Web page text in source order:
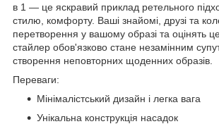
в 1 — це яскравий приклад ретельного
стилю, комфорту. Ваші знайомі, друзі та
перетворення у вашому образі та оцінять
стайлер обов'язково стане незамінним
створення неповторних щоденних образів.
Переваги:
Мінімалістський дизайн і легка вага
Унікальна конструкція насадок